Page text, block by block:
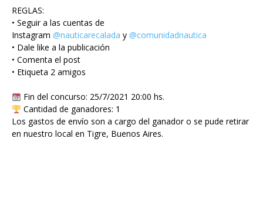
REGLAS:
• Seguir a las cuentas de
Instagram @nauticarecalada y @comunidadnautica
• Dale like a la publicación
• Comenta el post
• Etiqueta 2 amigos
Fin del concurso: 25/7/2021 20:00 hs.
Cantidad de ganadores: 1
Los gastos de envío son a cargo del ganador o se pude retirar
en nuestro local en Tigre, Buenos Aires.